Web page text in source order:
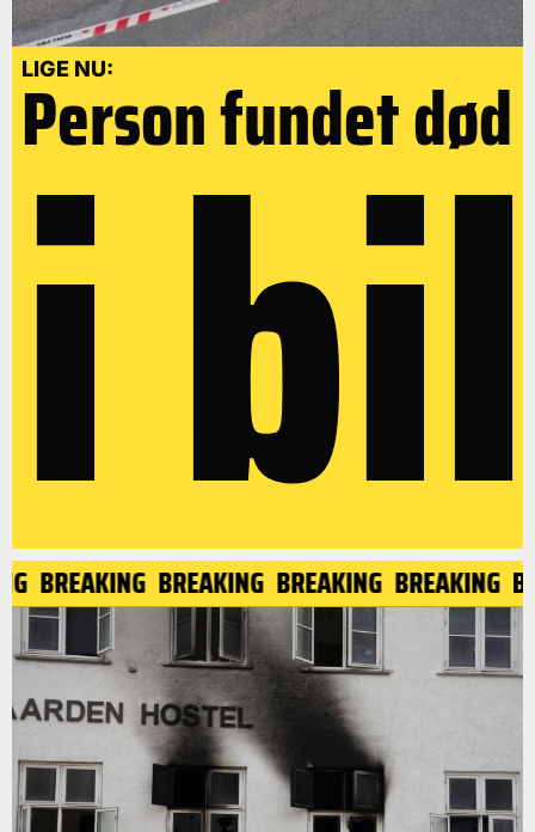
LIGE NU:
Person fundet død
i bil
BREAKING BREAKING BREAKING BREAKING